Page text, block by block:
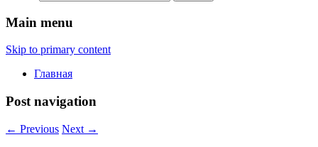
Main menu
Skip to primary content
Главная
Post navigation
← Previous Next →